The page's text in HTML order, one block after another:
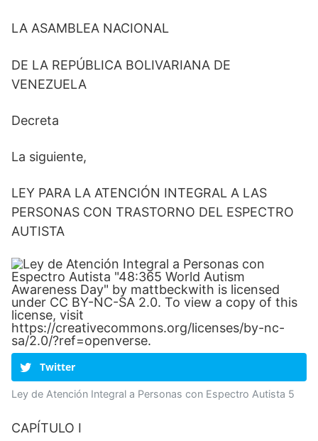
LA ASAMBLEA NACIONAL
DE LA REPÚBLICA BOLIVARIANA DE
VENEZUELA
Decreta
La siguiente,
LEY PARA LA ATENCIÓN INTEGRAL A LAS
PERSONAS CON TRASTORNO DEL ESPECTRO
AUTISTA
Twitter
Ley de Atención Integral a Personas con Espectro Autista 5
CAPÍTULO I